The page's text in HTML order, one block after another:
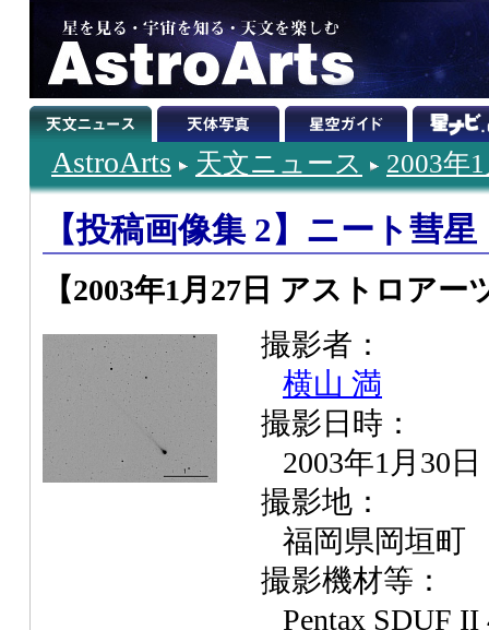
AstroArts 天文ニュース 2003年
【投稿画像集 2】ニート彗
【2003年1月27日 アストロアー
撮影者：
横山 満
撮影日時：
2003年1月30
撮影地：
福岡県岡垣町
撮影機材等：
Pentax SDUF